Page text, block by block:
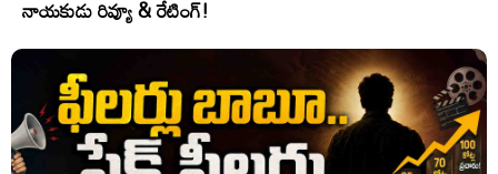
నాయకుడు రివ్యూ & రేటింగ్!